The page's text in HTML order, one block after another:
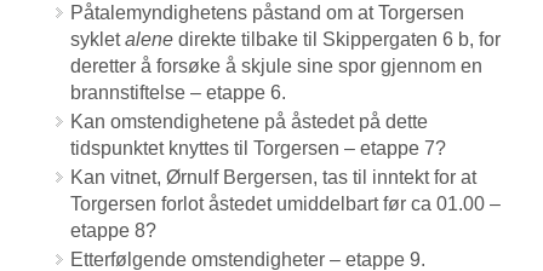
Påtalemyndighetens påstand om at Torgersen
sykletalene direkte tilbake til Skippergaten 6 b, for
deretter å forsøke å skjule sine spor gjennom en
brannstiftelse – etappe 6.
Kan omstendighetene på åstedet på dette
tidspunktet knyttes til Torgersen – etappe 7?
Kan vitnet, Ørnulf Bergersen, tas til inntekt for at
Torgersen forlot åstedet umiddelbart før ca 01.00 –
etappe 8?
Etterfølgende omstendigheter – etappe 9.